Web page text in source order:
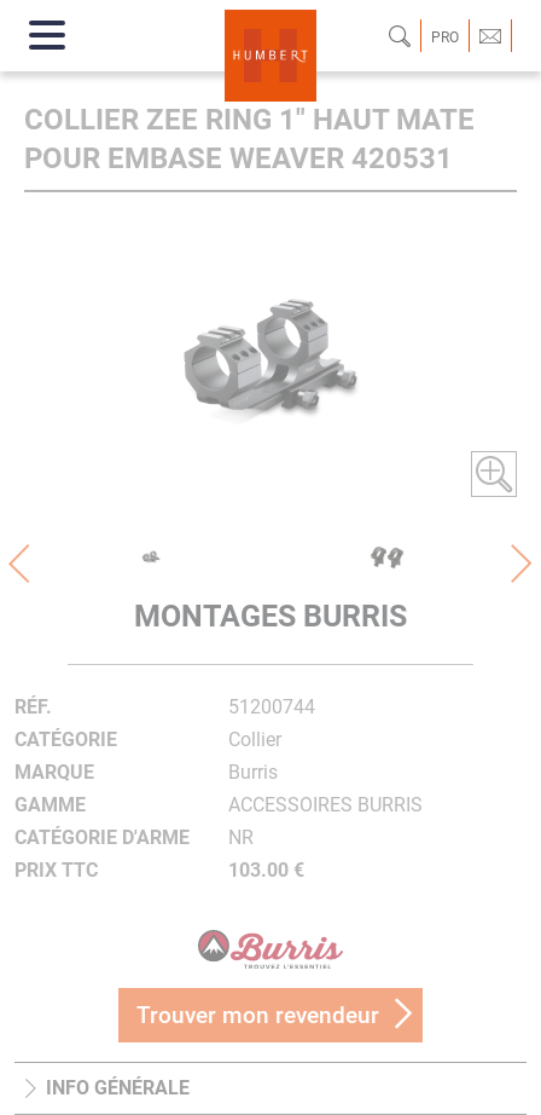
PRO
COLLIER ZEE RING 1" HAUT MATE
POUR EMBASE WEAVER 420531
MONTAGES BURRIS
RÉF.
51200744
CATÉGORIE
Collier
MARQUE
Burris
GAMME
ACCESSOIRES BURRIS
CATÉGORIE D'ARME
NR
PRIX TTC
103.00 €
Trouver mon revendeur
INFO GÉNÉRALE